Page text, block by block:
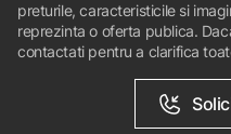
preturile, caracteristicile si
reprezinta o oferta publica.
contactati pentru a clarifica